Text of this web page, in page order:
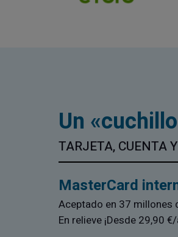
Un
TARJETA, CUENTA
MasterCard
Aceptado en 37
En relieve ¡Desde 29,90